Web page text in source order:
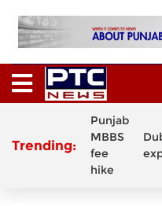
Trending:
Punjab
MBBS
fee
hike